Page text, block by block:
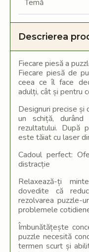
Temă
Descrierea
Fiecare piesă a
Fiecare piesă de
ceea ce îl face
adulți, cât și pentru
Designuri precise și
un schiță,
rezultatului. După
este tăiat cu laser
Cadoul perfect:
distracție
Relaxează-ți
dovedite că
rezolvarea puzzle-
problemele
Îmbunătățește
puzzle necesită
termen scurt și